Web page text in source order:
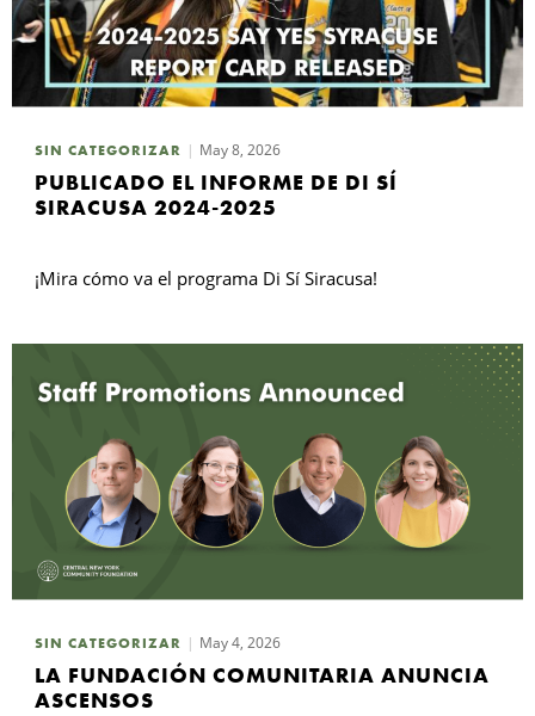
SIN CATEGORIZAR May 8, 2026
PUBLICADO EL INFORME DE DI SÍ
SIRACUSA 2024-2025
¡Mira cómo va el programa Di Sí Siracusa!
SIN CATEGORIZAR May 4, 2026
LA FUNDACIÓN COMUNITARIA ANUNCIA
ASCENSOS